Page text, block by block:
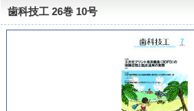
歯科技工 26巻 10号